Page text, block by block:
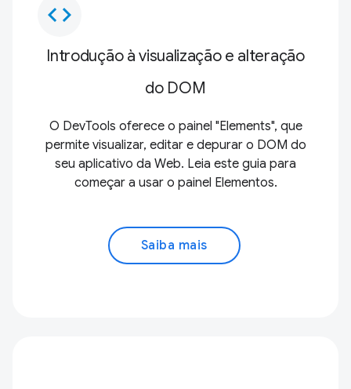
code
Introdução à visualização e alteração
do DOM
O DevTools oferece o painel "Elements", que
permite visualizar, editar e depurar o DOM do
seu aplicativo da Web. Leia este guia para
começar a usar o painel Elementos.
Saiba mais